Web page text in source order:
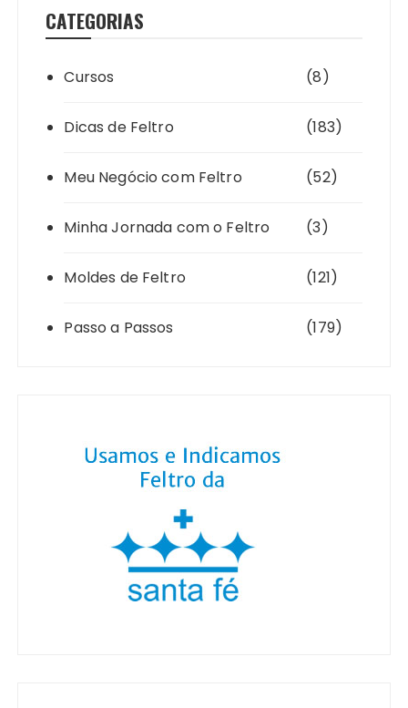
CATEGORIAS
Cursos (8)
Dicas de Feltro (183)
Meu Negócio com Feltro (52)
Minha Jornada com o Feltro (3)
Moldes de Feltro (121)
Passo a Passos (179)